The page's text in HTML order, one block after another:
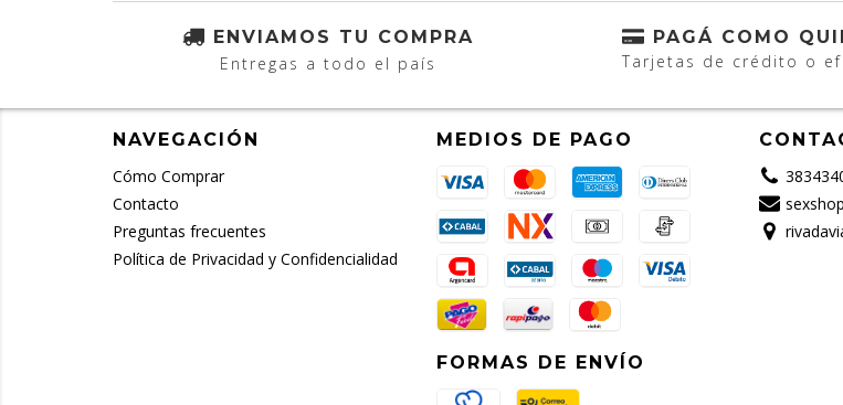
ENVIAMOS TU COMPRA
Entregas a todo el país
PAGÁ COMO
Tarjetas de crédito o
NAVEGACIÓN
Cómo Comprar
Contacto
Preguntas frecuentes
Política de Privacidad y Confidencialidad
MEDIOS DE PAGO
FORMAS DE ENVÍO